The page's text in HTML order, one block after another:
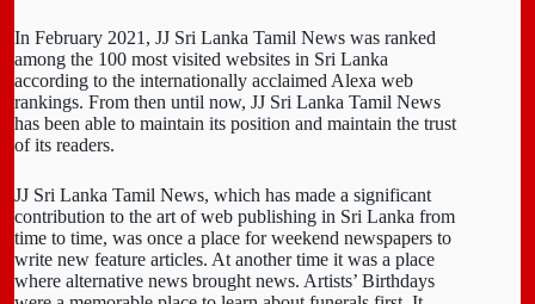
In February 2021, JJ Sri Lanka Tamil News was ranked
among the 100 most visited websites in Sri Lanka
according to the internationally acclaimed Alexa web
rankings. From then until now, JJ Sri Lanka Tamil News
has been able to maintain its position and maintain the trust
of its readers.
JJ Sri Lanka Tamil News, which has made a significant
contribution to the art of web publishing in Sri Lanka from
time to time, was once a place for weekend newspapers to
write new feature articles. At another time it was a place
where alternative news brought news. Artists’ Birthdays